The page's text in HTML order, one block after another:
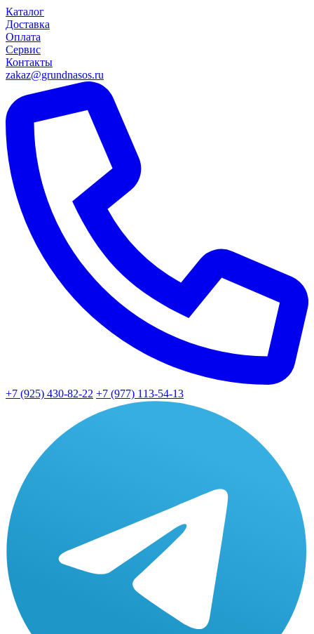
Каталог
Доставка
Оплата
Сервис
Контакты
zakaz@grundnasos.ru
+7 (925) 430-82-22 +7 (977) 113-54-13